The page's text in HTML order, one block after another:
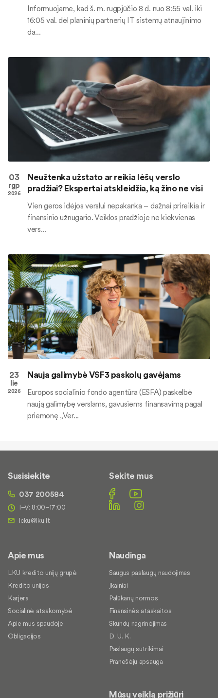
Informuojame, kad š. m. rugpjūčio 8 d. nuo 8:55 val. iki
16:05 val. dėl planinių partnerių IT sistemų atnaujinimo
da...
03
rgp
2026
Neužtenka užstato ar reikia lėšų verslo
pradžiai? Ekspertai atskleidžia, ką žino ne visi
Vien geros idėjos verslui nepakanka – dažnai prireikia ir
finansinio užnugario. Veiklos pradžioje ne kiekvienas
vers...
23
lie
2026
Nauja galimybė VSF3 paskolų gavėjams
Europos socialinio fondo agentūra (ESFA) paskelbė
naują galimybę verslams, gavusiems finansavimą pagal
priemonę „Ver...
Susisiekite
037 200584
I–V: 8:00–17:00
Sekite mus
Apie mus
LKU kredito unijų grupė
Kredito unijos
Karjera
Socialinė atsakomybė
Apie mus spaudoje
Obligacijos
Naudinga
Saugus paslaugų naudojimas
Įkainiai
Palūkanų normos
Finansinės ataskaitos
Skundų nagrinėjimas
D. U. K.
Paslaugų sutrikimai
Pranešėjų apsauga
Mūsų veiklą prižiūri